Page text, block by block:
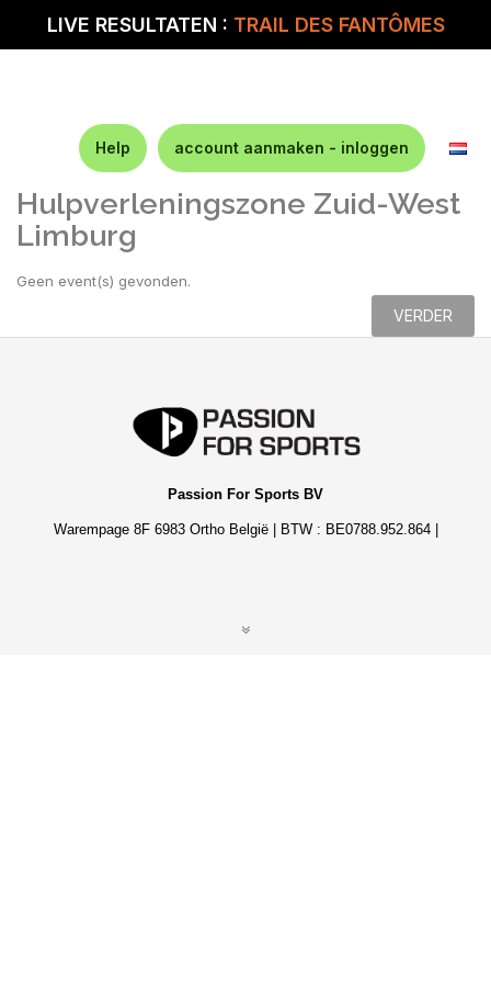
LIVE RESULTATEN : TRAIL DES FANTÔMES
Help account aanmaken - inloggen
Hulpverleningszone Zuid-West
Limburg
Geen event(s) gevonden.
VERDER
Passion For Sports BV
Warempage 8F 6983 Ortho België | BTW : BE0788.952.864 |